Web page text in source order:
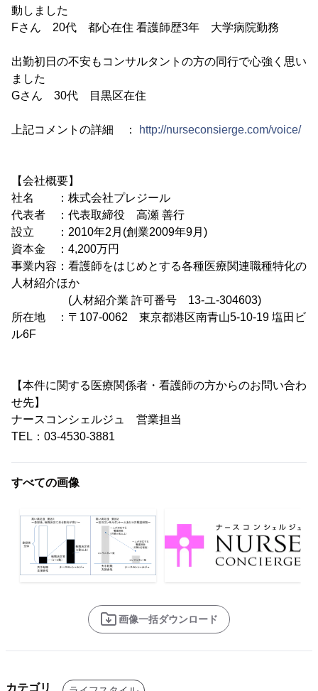
動しました
Fさん 20代 都心在住 看護師歴3年 大学病院勤務
出勤初日の不安もコンサルタントの方の同行で心強く思い
ました
Gさん 30代 目黒区在住
上記コメントの詳細 ： http://nurseconsierge.com/voice/
【会社概要】
社名 ：株式会社プレジール
代表者 ：代表取締役 高瀬 善行
設立 ：2010年2月(創業2009年9月)
資本金 ：4,200万円
事業内容：看護師をはじめとする各種医療関連職種特化の
人材紹介ほか
(人材紹介業 許可番号 13-ユ-304603)
所在地 ：〒107-0062 東京都港区南青山5-10-19 塩田ビ
ル6F
【本件に関する医療関係者・看護師の方からのお問い合わ
せ先】
ナースコンシェルジュ 営業担当
TEL：03-4530-3881
すべての画像
画像一括ダウンロード
カテゴリ